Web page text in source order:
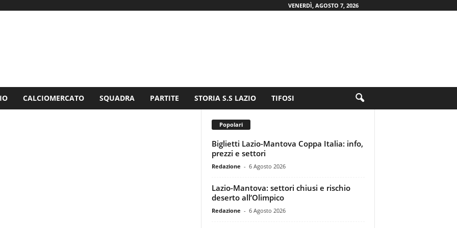
VENERDÌ, AGOSTO 7, 2026
CALCIOMERCATO SQUADRA PARTITE STORIA S.S LAZIO TIFOSI
Popolari
Biglietti Lazio-Mantova Coppa Italia: info,
prezzi e settori
Redazione - 6 Agosto 2026
Lazio-Mantova: settori chiusi e rischio
deserto all’Olimpico
Redazione - 6 Agosto 2026